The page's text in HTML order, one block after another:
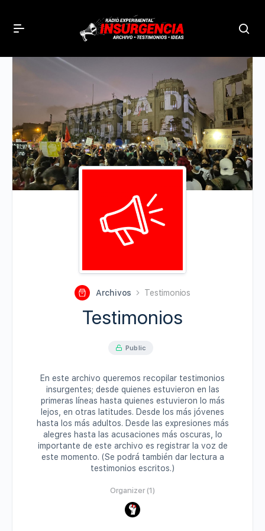
Archivos Testimonios
Testimonios
Public
En este archivo queremos recopilar testimonios
insurgentes; desde quienes estuvieron en las
primeras líneas hasta quienes estuvieron lo más
lejos, en otras latitudes. Desde los más jóvenes
hasta los más adultos. Desde las expresiones más
alegres hasta las acusaciones más oscuras, lo
importante de este archivo es registrar la voz de
este momento. (Se podrá también dar lectura a
testimonios escritos.)
Organizer (1)